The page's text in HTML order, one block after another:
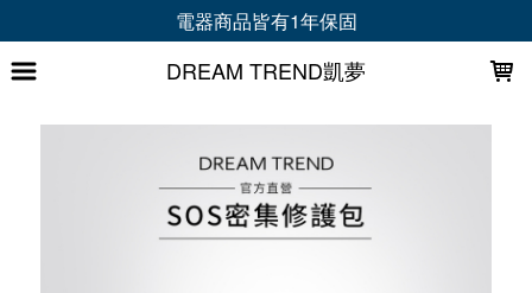
DREAM TREND凱夢
電器商品皆有1年保固